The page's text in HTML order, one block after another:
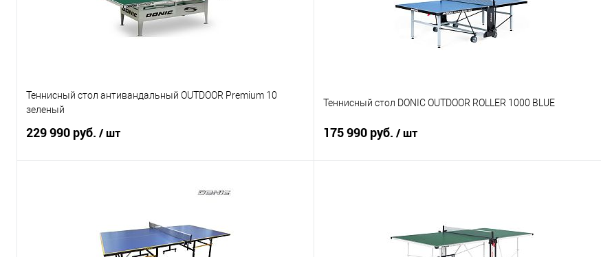
Под заказ Под заказ
Теннисный стол антивандальный OUTDOOR Premium 10
зеленый
229 990 руб. / шт
Подписаться
Купить в 1 клик
К сравнению
Теннисный стол DONIC OUTDOOR ROLLER 1000 BLUE
175 990 руб. / шт
Купить в 1 клик
К сравнению